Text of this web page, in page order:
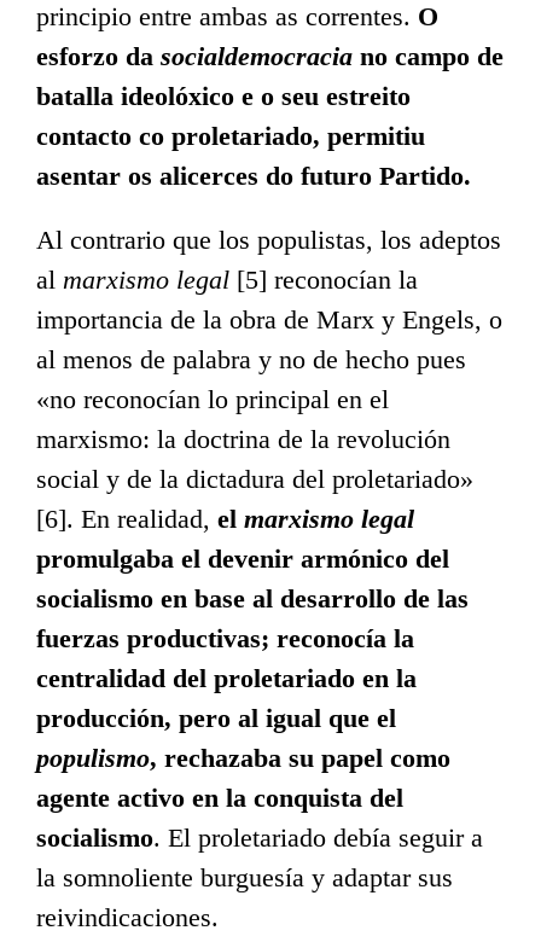
principio entre ambas as correntes. O
esforzo da socialdemocracia no campo de
batalla ideolóxico e o seu estreito
contacto co proletariado, permitiu
asentar os alicerces do futuro Partido.
Al contrario que los populistas, los adeptos
al marxismo legal [5] reconocían la
importancia de la obra de Marx y Engels, o
al menos de palabra y no de hecho pues
«no reconocían lo principal en el
marxismo: la doctrina de la revolución
social y de la dictadura del proletariado»
[6]. En realidad, el marxismo legal
promulgaba el devenir armónico del
socialismo en base al desarrollo de las
fuerzas productivas; reconocía la
centralidad del proletariado en la
producción, pero al igual que el
populismo, rechazaba su papel como
agente activo en la conquista del
socialismo. El proletariado debía seguir a
la somnoliente burguesía y adaptar sus
reivindicaciones.